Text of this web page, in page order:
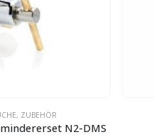
, ZUBEHÖR
N2-DMS